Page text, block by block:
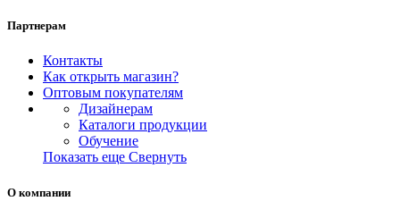
Партнерам
Контакты
Как открыть магазин?
Оптовым покупателям
Дизайнерам
Каталоги продукции
Обучение
Показать еще Свернуть
О компании